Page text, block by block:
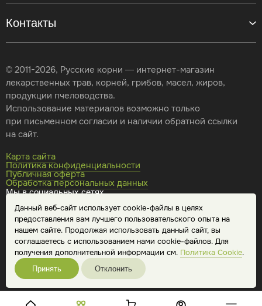
Данный веб-сайт использует cookie-файлы в целях
предоставления вам лучшего пользовательского опыта на
нашем сайте. Продолжая использовать данный сайт, вы
соглашаетесь с использованием нами cookie-файлов. Для
получения дополнительной информации см. Политика Cookie.
Принять Отклонить
Контакты
© 2011-2026, Русские корни — интернет-магазин
лекарственных трав, корней, грибов, масел, жиров,
продукции пчеловодства.
Использование материалов возможно только
при письменном согласии и наличии обратной ссылки
на сайт.
Карта сайта
Политика конфиденциальности
Публичная оферта
Обработка персональных данных
Мы в социальных сетях